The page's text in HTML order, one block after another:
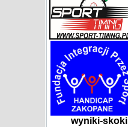
wyniki-skoki